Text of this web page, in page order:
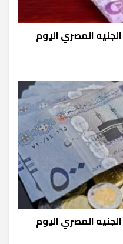
المصري اليوم
المصري اليوم